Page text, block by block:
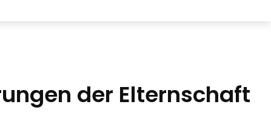
der Elternschaft